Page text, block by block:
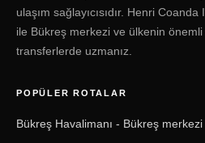
ulaşım sağlayıcısıdır. Henri
ile Bükreş merkezi ve ülkenin önemli
transferlerde uzmanız.
POPÜLER ROTALAR
Bükreş Havalimanı - Bükreş merkezi